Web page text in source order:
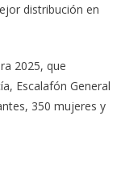
distribución en
2025, que
Escalafón General
350 mujeres y